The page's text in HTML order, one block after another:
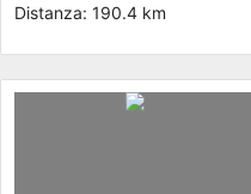
Distanza: 190.4 km